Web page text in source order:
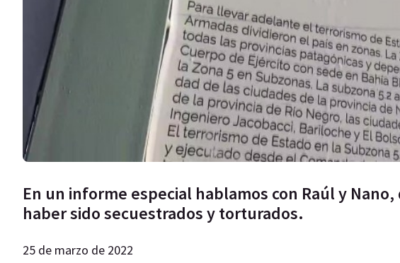
En un informe especial hablamos con Raúl y
haber sido secuestrados y torturados.
25 de marzo de 2022